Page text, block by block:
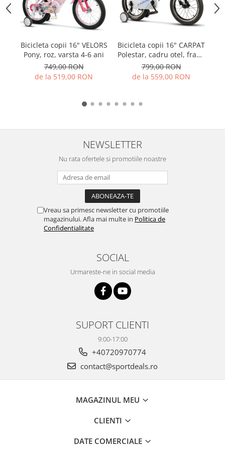
RECUPERARE SI INGRIJIRE
SEPCI /CACIULI / BANDANE
CACIULI
MASTI/CAGULE
Bicicleta copii 16" VELORS
Pony, roz, varsta 4-6 ani
749,00 RON
de la 519,00 RON
Bicicleta copii 16" CARPAT
Polestar, cadru otel, frane
V-Brake, albastru, varsta
4-6 ani
799,00 RON
de la 559,00 RON
NEWSLETTER
Nu rata ofertele si promotiile noastre
Vreau sa primesc newsletter cu promotiile
magazinului. Afla mai multe in Politica de
Confidentialitate
SOCIAL
Urmareste-ne in social media
SUPORT CLIENTI
9:00-17:00
+40720970774
contact@sportdeals.ro
MAGAZINUL MEU
CLIENTI
DATE COMERCIALE